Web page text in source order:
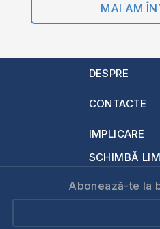
MAI AM
DESPRE
CONTACTE
IMPLICARE
SCHIMBĂ
Abonează-te la